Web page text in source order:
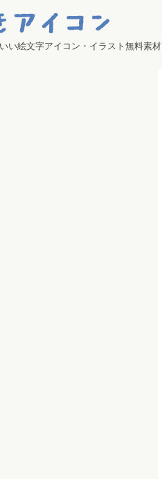
い絵文字アイコン・イラスト無料素材